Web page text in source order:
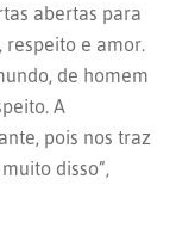
abertas para
respeito e amor.
de homem
A
pois nos traz
disso”,